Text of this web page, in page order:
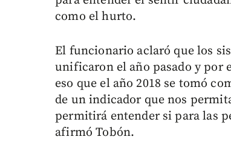
como el hurto.
El funcionario aclaró que los
unificaron el año pasado y por
eso que el año 2018 se tomó
de un indicador que nos
permitirá entender si para las
afirmó Tobón.